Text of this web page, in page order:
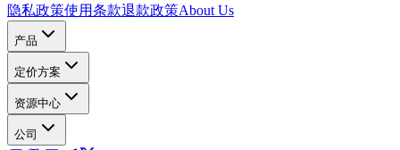
隐私政策使用条款退款政策About Us
产品
定价方案
资源中心
公司